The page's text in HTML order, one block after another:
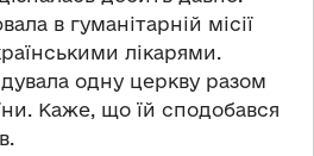
в гуманітарній місії
лікарями.
одну церкву разом
Каже, що їй сподобався